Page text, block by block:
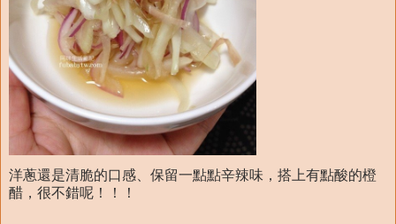
洋蔥還是清脆的口感、保留一點點辛辣味，搭上有點酸的橙
醋，很不錯呢！！！